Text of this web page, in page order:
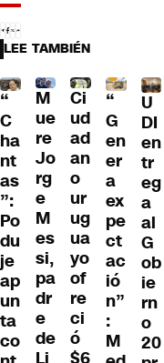
LEE TAMBIÉN
“
C
ha
nt
as
”:
Po
du
je
ap
un
ta
co
M
ue
re
Jo
rg
e
M
es
si,
pa
dr
e
de
Ci
ud
ad
an
o
ur
ug
ua
yo
of
re
ci
ó
“
G
en
er
a
ex
pe
ct
ac
ió
n”
:
M
U
DI
en
tr
eg
a
al
G
ob
ie
rn
o
20